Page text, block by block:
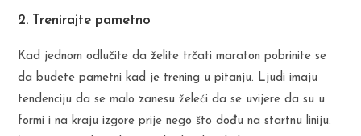
2. Trenirajte pametno
Kad jednom odlučite da želite trčati maraton pobrinite se
da budete pametni kad je trening u pitanju. Ljudi imaju
tendenciju da se malo zanesu želeći da se uvijere da su u
formi i na kraju izgore prije nego što dođu na startnu liniju.